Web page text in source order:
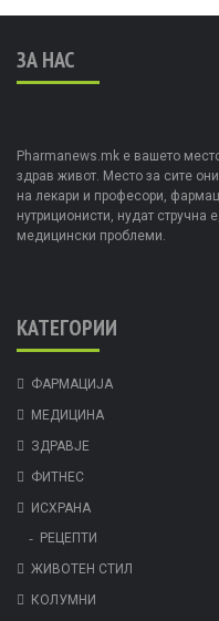
ЗА НАС
Pharmanews.mk е вашето
здрав живот. Место за сите
на лекари и професори,
нутриционисти, нудат стручна
медицински проблеми.
КАТЕГОРИИ
ФАРМАЦИЈА
МЕДИЦИНА
ЗДРАВЈЕ
ФИТНЕС
ИСХРАНА
РЕЦЕПТИ
ЖИВОТЕН СТИЛ
КОЛУМНИ